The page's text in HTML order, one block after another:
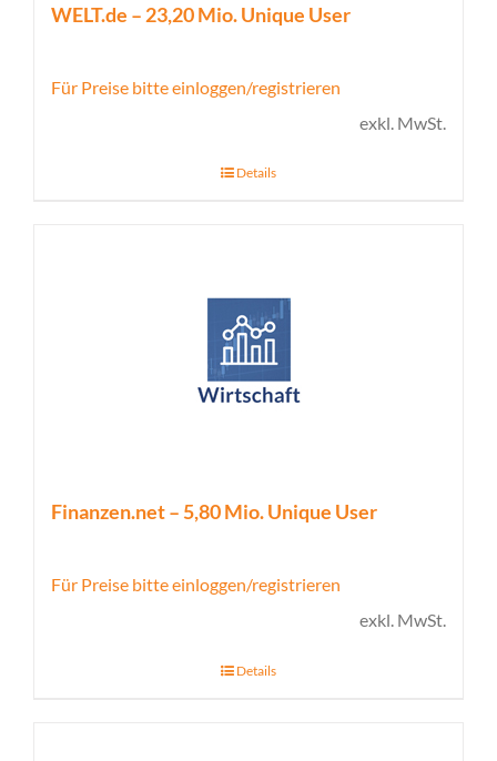
WELT.de – 23,20 Mio. Unique User
Für Preise bitte einloggen/registrieren
exkl. MwSt.
Details
Finanzen.net – 5,80 Mio. Unique User
Für Preise bitte einloggen/registrieren
exkl. MwSt.
Details